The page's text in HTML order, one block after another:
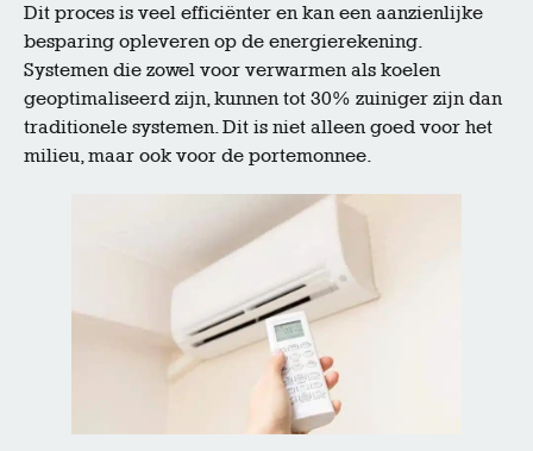
Dit proces is veel efficiënter en kan een aanzienlijke
besparing opleveren op de energierekening.
Systemen die zowel voor verwarmen als koelen
geoptimaliseerd zijn, kunnen tot 30% zuiniger zijn dan
traditionele systemen. Dit is niet alleen goed voor het
milieu, maar ook voor de portemonnee.